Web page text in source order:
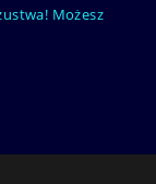
Możesz